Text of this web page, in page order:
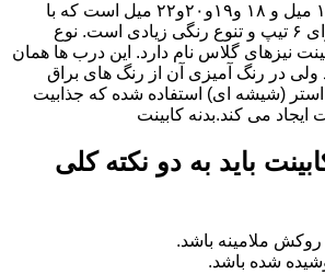
ضخامت این درب ها ۱۶ میل و ۱۸ و١٩و٢٠و٢٢ میل است که با
روکش پی وی سی دارای ۶ تیپ و تنوع رنگی زیادی است. نوع
نیزهای گلاس نام دارد. این درب ها همان
در رنگ آمیزی آن از رنگ های براق
استر (شیشه ای) استفاده شده که جذابیت
می کند.بدنه کابینت
باید به دو نکته کلی
روکش ملامینه باشد.
شده باشد.